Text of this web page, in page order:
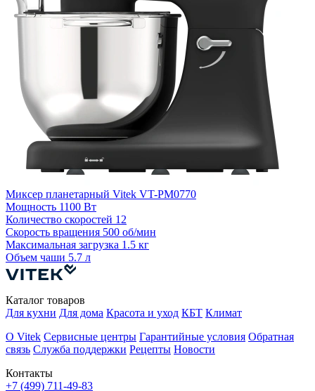
Миксер планетарный Vitek VT-PM0770
Мощность 1100 Вт
Количество скоростей 12
Скорость вращения 500 об/мин
Максимальная загрузка 1.5 кг
Объем чаши 5.7 л
Контакты
+7 (499) 711-49-83
Каталог товаров
Для кухни Для дома Красота и уход КБТ Климат
О Vitek Сервисные центры Гарантийные условия Обратная
связь Служба поддержки Рецепты Новости